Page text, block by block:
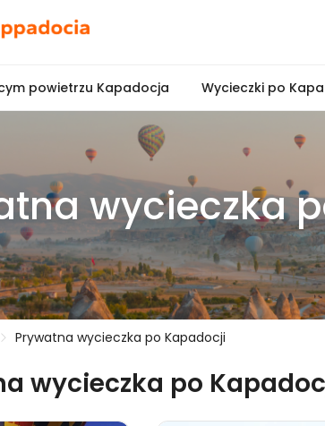
powietrzu Kapadocja Wycieczki po
wycieczka
Prywatna wycieczka po Kapadocji
wycieczka po